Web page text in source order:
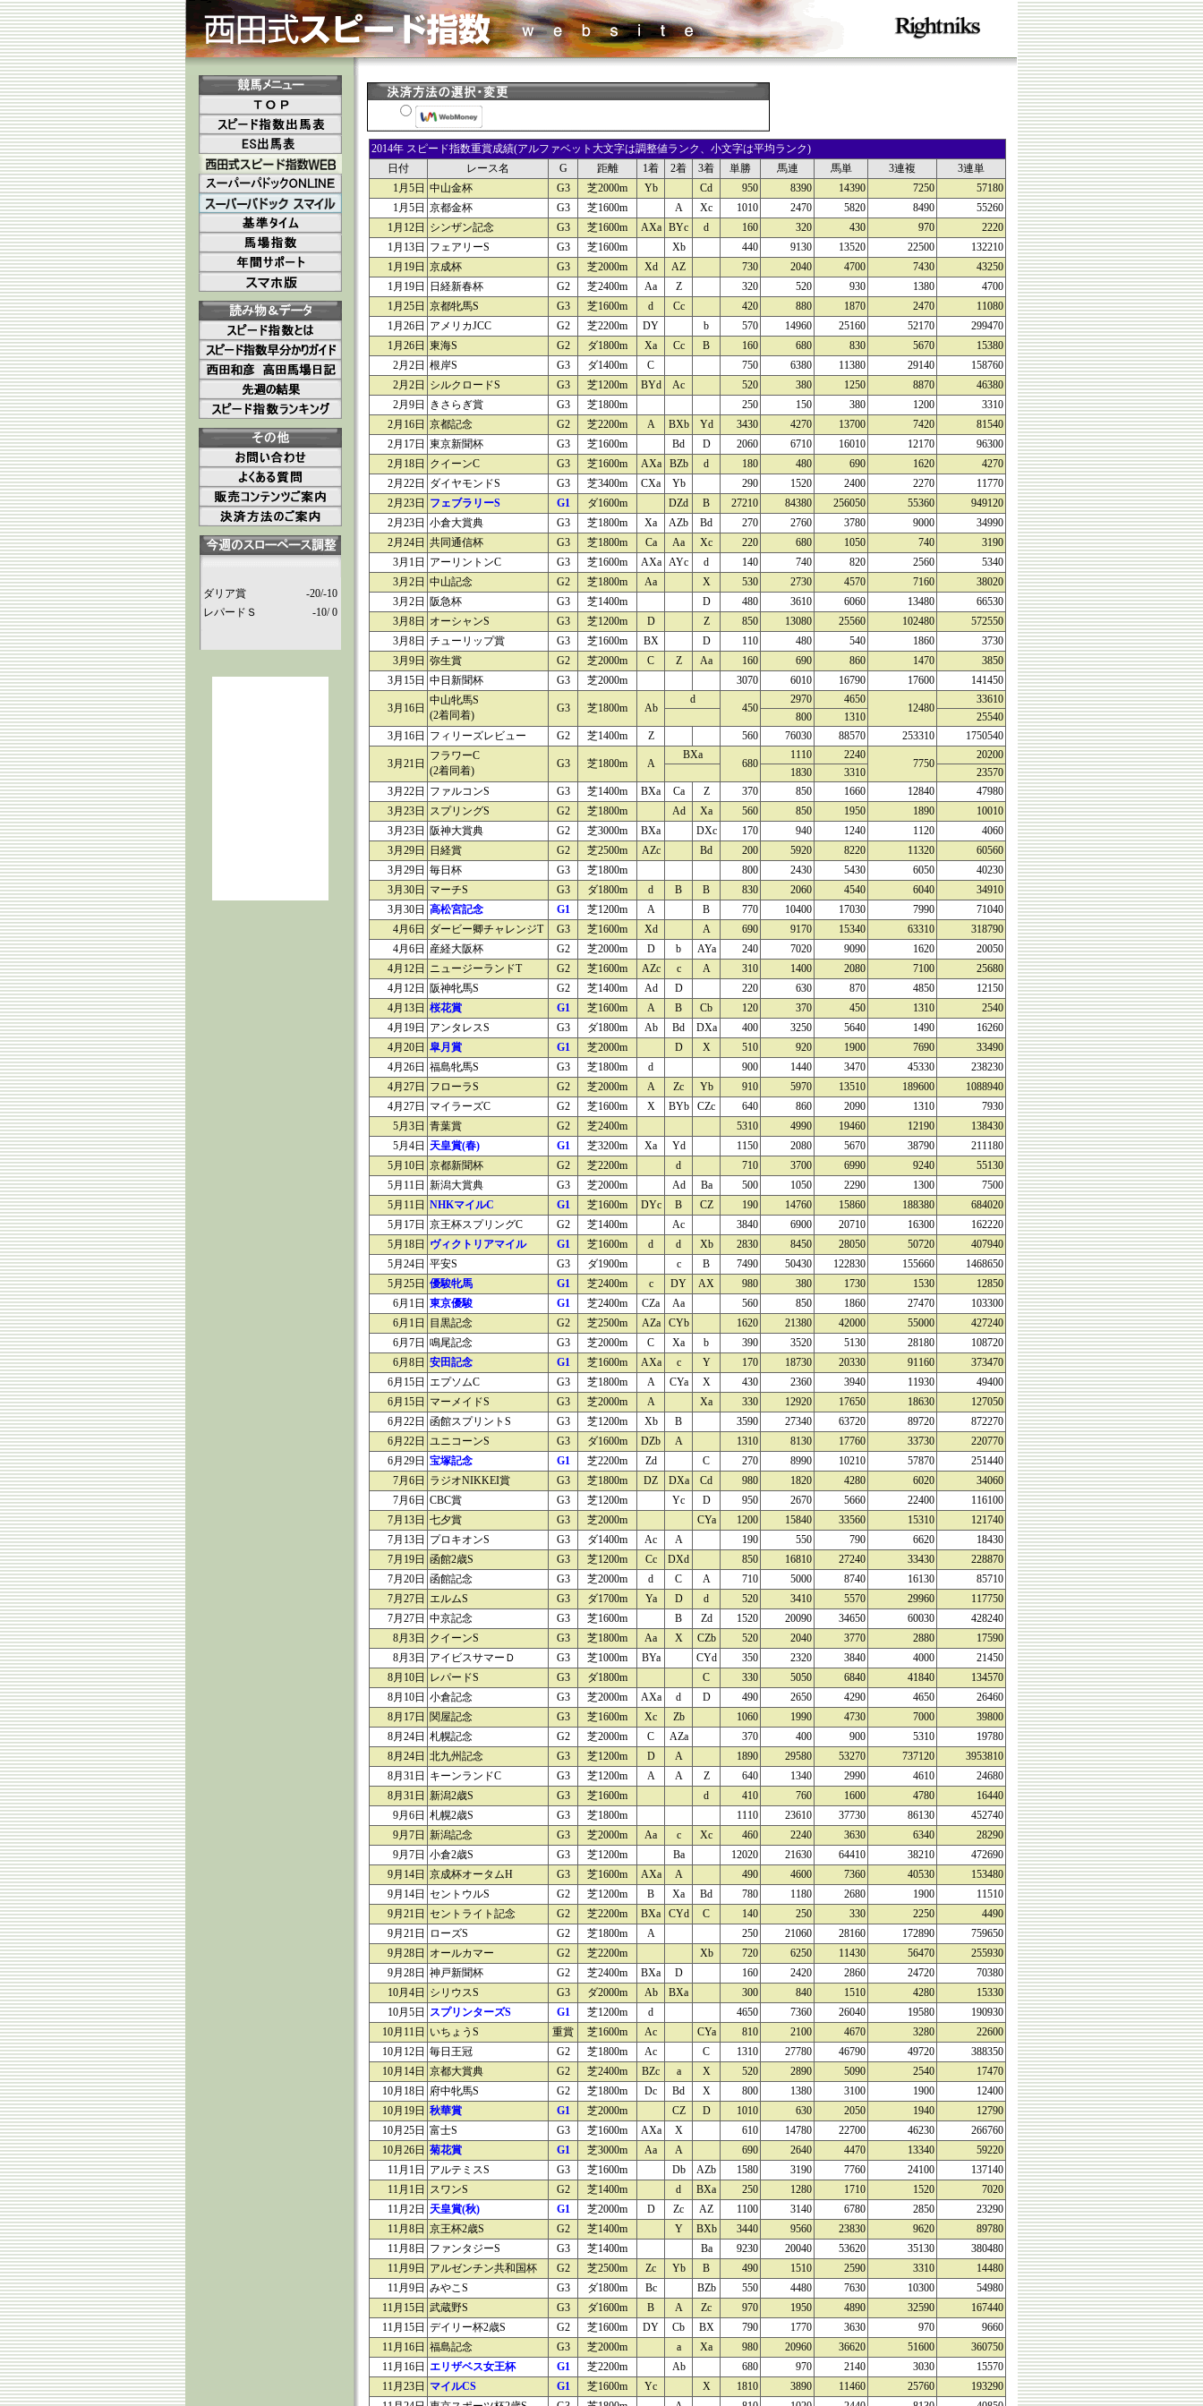
ダリア賞
-20/-10
レパードＳ
-10/ 0
2014年 スピード指数重賞成績(アルファベット大文字は調整値ランク、小文字は平均ランク)
日付
レース名 G 距離 1着 2着 3着 単勝 馬連 馬単 3連複
3連単
1月5日 中山金杯 G3 芝2000m Yb Cd 950 8390 14390 7250
57180
1月5日 京都金杯 G3 芝1600m A Xc 1010 2470 5820 8490
55260
1月12日
シンザン記念 G3 芝1600m AXa BYc d 160 320 430 970
2220
1月13日
フェアリーS G3 芝1600m Xb 440 9130 13520 22500
132210
1月19日 京成杯 G3 芝2000m Xd AZ 730 2040 4700 7430
43250
1月19日
日経新春杯 G2 芝2400m Aa Z 320 520 930 1380
4700
1月25日 京都牝馬S G3 芝1600m d Cc 420 880 1870 2470
11080
1月26日
アメリカJCC G2 芝2200m DY b 570 14960 25160 52170
299470
1月26日 東海S G2 ダ1800m Xa Cc B 160 680 830 5670
15380
2月2日 根岸S G3 ダ1400m C 750 6380 11380 29140
158760
2月2日
シルクロードS G3 芝1200m BYd Ac 520 380 1250 8870
46380
2月9日
きさらぎ賞 G3 芝1800m 250 150 380 1200
3310
2月16日 京都記念 G2 芝2200m A BXb Yd 3430 4270 13700 7420
81540
2月17日 東京新聞杯 G3 芝1600m Bd D 2060 6710 16010 12170
96300
2月18日
クイーンC G3 芝1600m AXa BZb d 180 480 690 1620
4270
2月22日
ダイヤモンドS G3 芝3400m CXa Yb 290 1520 2400 2270
11770
2月23日
フェブラリーS G1 ダ1600m DZd B 27210 84380 256050 55360
949120
2月23日 小倉大賞典 G3 芝1800m Xa AZb Bd 270 2760 3780 9000
34990
2月24日 共同通信杯 G3 芝1800m Ca Aa Xc 220 680 1050 740
3190
3月1日
アーリントンC G3 芝1600m AXa AYc d 140 740 820 2560
5340
3月2日 中山記念 G2 芝1800m Aa X 530 2730 4570 7160
38020
3月2日
阪急杯 G3 芝1400m D 480 3610 6060 13480
66530
3月8日
オーシャンS G3 芝1200m D Z 850 13080 25560 102480
572550
3月8日 チューリップ賞 G3 芝1600m BX D 110 480 540 1860
3730
3月9日 弥生賞 G2 芝2000m C Z Aa 160 690 860 1470
3850
3月15日 中日新聞杯 G3 芝2000m 3070 6010 16790 17600 141450
3月16日
中山牝馬S
(2着同着)
G3 芝1800m Ab
d
450
2970 4650
12480
33610
800
1310
25540
3月16日
フィリーズレビュー G2 芝1400m Z 560 76030 88570 253310 1750540
3月21日
フラワーC
(2着同着)
G3 芝1800m A
BXa
680
1110 2240
7750
20200
1830
3310
23570
3月22日
ファルコンS G3 芝1400m BXa Ca Z 370 850 1660 12840
47980
3月23日
スプリングS G2 芝1800m Ad Xa 560 850 1950 1890
10010
3月23日
阪神大賞典 G2 芝3000m BXa DXc 170 940 1240 1120
4060
3月29日
日経賞 G2 芝2500m AZc Bd 200 5920 8220 11320
60560
3月29日 毎日杯 G3 芝1800m 800 2430 5430 6050
40230
3月30日
マーチS G3 ダ1800m d B B 830 2060 4540 6040
34910
3月30日 高松宮記念 G1 芝1200m A B 770 10400 17030 7990
71040
4月6日
ダービー卿チャレンジT G3 芝1600m Xd A 690 9170 15340 63310
318790
4月6日
産経大阪杯 G2 芝2000m D b AYa 240 7020 9090 1620
20050
4月12日
ニュージーランドT G2 芝1600m AZc c A 310 1400 2080 7100
25680
4月12日
阪神牝馬S G2 芝1400m Ad D 220 630 870 4850
12150
4月13日 桜花賞 G1 芝1600m A B Cb 120 370 450 1310
2540
4月19日
アンタレスS G3 ダ1800m Ab Bd DXa 400 3250 5640 1490
16260
4月20日 皐月賞 G1 芝2000m D X 510 920 1900 7690
33490
4月26日 福島牝馬S G3 芝1800m d 900 1440 3470 45330
238230
4月27日
フローラS G2 芝2000m A Zc Yb 910 5970 13510 189600
1088940
4月27日
マイラーズC G2 芝1600m X BYb CZc 640 860 2090 1310
7930
5月3日 青葉賞 G2 芝2400m 5310 4990 19460 12190
138430
5月4日
天皇賞(春) G1 芝3200m Xa Yd 1150 2080 5670 38790
211180
5月10日 京都新聞杯 G2 芝2200m d 710 3700 6990 9240
55130
5月11日 新潟大賞典 G3 芝2000m Ad Ba 500 1050 2290 1300
7500
5月11日 NHKマイルC G1 芝1600m DYc B CZ 190 14760 15860 188380
684020
5月17日 京王杯スプリングC G2 芝1400m Ac 3840 6900 20710 16300
162220
5月18日
ヴィクトリアマイル G1 芝1600m d d Xb 2830 8450 28050 50720
407940
5月24日 平安S G3 ダ1900m c B 7490 50430 122830 155660
1468650
5月25日 優駿牝馬 G1 芝2400m c DY AX 980 380 1730 1530
12850
6月1日 東京優駿 G1 芝2400m CZa Aa 560 850 1860 27470
103300
6月1日
目黒記念 G2 芝2500m AZa CYb 1620 21380 42000 55000
427240
6月7日 鳴尾記念 G3 芝2000m C Xa b 390 3520 5130 28180
108720
6月8日 安田記念 G1 芝1600m AXa c Y 170 18730 20330 91160
373470
6月15日 エプソムC G3 芝1800m A CYa X 430 2360 3940 11930
49400
6月15日
マーメイドS G3 芝2000m A Xa 330 12920 17650 18630
127050
6月22日 函館スプリントS G3 芝1200m Xb B 3590 27340 63720 89720
872270
6月22日 ユニコーンS G3 ダ1600m DZb A 1310 8130 17760 33730
220770
6月29日 宝塚記念 G1 芝2200m Zd C 270 8990 10210 57870
251440
7月6日
ラジオNIKKEI賞 G3 芝1800m DZ DXa Cd 980 1820 4280 6020
34060
7月6日 CBC賞 G3 芝1200m Yc D 950 2670 5660 22400
116100
7月13日 七夕賞 G3 芝2000m CYa 1200 15840 33560 15310
121740
7月13日
プロキオンS G3 ダ1400m Ac A 190 550 790 6620
18430
7月19日 函館2歳S G3 芝1200m Cc DXd 850 16810 27240 33430
228870
7月20日 函館記念 G3 芝2000m d C A 710 5000 8740 16130
85710
7月27日 エルムS G3 ダ1700m Ya D d 520 3410 5570 29960
117750
7月27日 中京記念 G3 芝1600m B Zd 1520 20090 34650 60030
428240
8月3日
クイーンS G3 芝1800m Aa X CZb 520 2040 3770 2880
17590
8月3日
アイビスサマーＤ G3 芝1000m BYa CYd 350 2320 3840 4000
21450
8月10日
レパードS G3 ダ1800m C 330 5050 6840 41840
134570
8月10日 小倉記念 G3 芝2000m AXa d D 490 2650 4290 4650
26460
8月17日
関屋記念 G3 芝1600m Xc Zb 1060 1990 4730 7000
39800
8月24日 札幌記念 G2 芝2000m C AZa 370 400 900 5310
19780
8月24日 北九州記念 G3 芝1200m D A 1890 29580 53270 737120
3953810
8月31日
キーンランドC G3 芝1200m A A Z 640 1340 2990 4610
24680
8月31日 新潟2歳S G3 芝1600m d 410 760 1600 4780
16440
9月6日 札幌2歳S G3 芝1800m 1110 23610 37730 86130
452740
9月7日 新潟記念 G3 芝2000m Aa c Xc 460 2240 3630 6340
28290
9月7日 小倉2歳S G3 芝1200m Ba 12020 21630 64410 38210
472690
9月14日 京成杯オータムH G3 芝1600m AXa A 490 4600 7360 40530
153480
9月14日 セントウルS G2 芝1200m B Xa Bd 780 1180 2680 1900
11510
9月21日 セントライト記念 G2 芝2200m BXa CYd C 140 250 330 2250
4490
9月21日
ローズS G2 芝1800m A 250 21060 28160 172890
759650
9月28日
オールカマー G2 芝2200m Xb 720 6250 11430 56470
255930
9月28日 神戸新聞杯 G2 芝2400m BXa D 160 2420 2860 24720
70380
10月4日
シリウスS G3 ダ2000m Ab BXa 300 840 1510 4280
15330
10月5日
スプリンターズS G1 芝1200m d 4650 7360 26040 19580
190930
10月11日
いちょうS 重賞 芝1600m Ac CYa 810 2100 4670 3280
22600
10月12日 毎日王冠 G2 芝1800m Ac C 1310 27780 46790 49720
388350
10月14日 京都大賞典 G2 芝2400m BZc a X 520 2890 5090 2540
17470
10月18日
府中牝馬S G2 芝1800m Dc Bd X 800 1380 3100 1900
12400
10月19日 秋華賞 G1 芝2000m CZ D 1010 630 2050 1940
12790
10月25日 富士S G3 芝1600m AXa X 610 14780 22700 46230
266760
10月26日 菊花賞 G1 芝3000m Aa A 690 2640 4470 13340
59220
11月1日
アルテミスS G3 芝1600m Db AZb 1580 3190 7760 24100
137140
11月1日
スワンS G2 芝1400m d BXa 250 1280 1710 1520
7020
11月2日
天皇賞(秋) G1 芝2000m D Zc AZ 1100 3140 6780 2850
23290
11月8日 京王杯2歳S G2 芝1400m Y BXb 3440 9560 23830 9620
89780
11月8日
ファンタジーS G3 芝1400m Ba 9230 20040 53620 35130
380480
11月9日
アルゼンチン共和国杯 G2 芝2500m Zc Yb B 490 1510 2590 3310
14480
11月9日 みやこS G3 ダ1800m Bc BZb 550 4480 7630 10300
54980
11月15日 武蔵野S G3 ダ1600m B A Zc 970 1950 4890 32590
167440
11月15日 デイリー杯2歳S G2 芝1600m DY Cb BX 790 1770 3630 970
9660
11月16日 福島記念 G3 芝2000m a Xa 980 20960 36620 51600
360750
11月16日 エリザベス女王杯 G1 芝2200m Ab 680 970 2140 3030
15570
11月23日
マイルCS G1 芝1600m Yc X 1810 3890 11460 25760
193290